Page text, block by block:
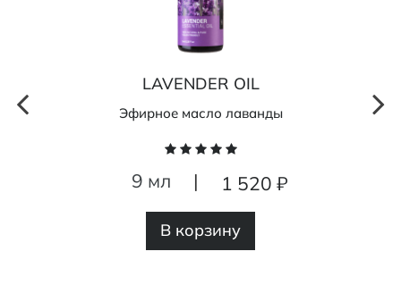
LAVENDER OIL
Эфирное масло лаванды
9 мл | 1 520 ₽
В корзину